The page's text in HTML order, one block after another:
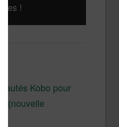
!
Kobo pour
(nouvelle